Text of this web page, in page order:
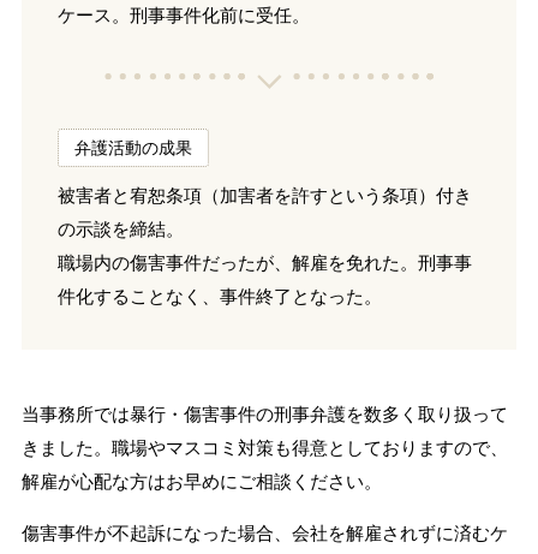
ケース。刑事事件化前に受任。
弁護活動の成果
被害者と宥恕条項（加害者を許すという条項）付き
の示談を締結。
職場内の傷害事件だったが、解雇を免れた。刑事事
件化することなく、事件終了となった。
当事務所では暴行・傷害事件の刑事弁護を数多く取り扱って
きました。職場やマスコミ対策も得意としておりますので、
解雇が心配な方はお早めにご相談ください。
傷害事件が不起訴になった場合、会社を解雇されずに済むケ